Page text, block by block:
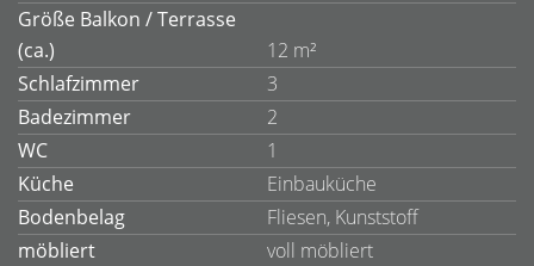
Größe Balkon / Terrasse
(ca.)
12 m²
Schlafzimmer
3
Badezimmer
2
WC
1
Küche
Einbauküche
Bodenbelag
Fliesen, Kunststoff
möbliert
voll möbliert